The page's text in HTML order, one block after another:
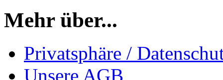
Mehr über...
Privatsphäre /
Unsere AGB